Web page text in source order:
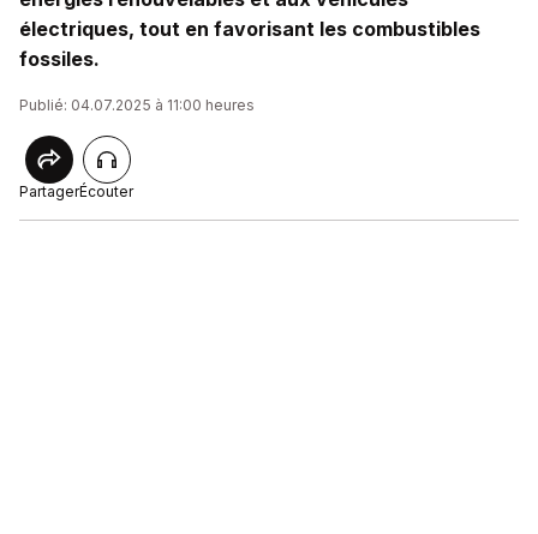
électriques, tout en favorisant les combustibles
fossiles.
Publié: 04.07.2025 à 11:00 heures
PartagerÉcouter